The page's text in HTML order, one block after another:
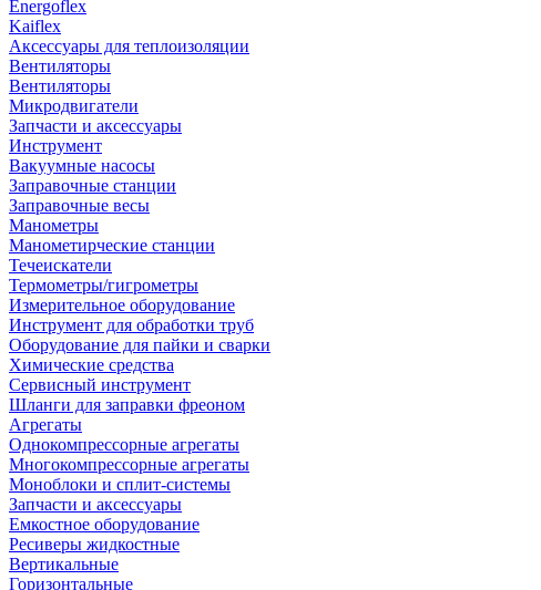
Energoflex
Kaiflex
Аксессуары для теплоизоляции
Вентиляторы
Вентиляторы
Микродвигатели
Запчасти и аксессуары
Инструмент
Вакуумные насосы
Заправочные станции
Заправочные весы
Манометры
Манометирческие станции
Течеискатели
Термометры/гигрометры
Измерительное оборудование
Инструмент для обработки труб
Оборудование для пайки и сварки
Химические средства
Сервисный инструмент
Шланги для заправки фреоном
Агрегаты
Однокомпрессорные агрегаты
Многокомпрессорные агрегаты
Моноблоки и сплит-системы
Запчасти и аксессуары
Емкостное оборудование
Ресиверы жидкостные
Вертикальные
Горизонтальные